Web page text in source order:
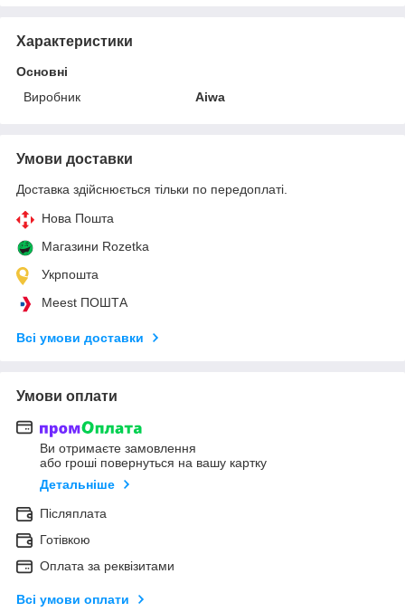
Характеристики
Основні
Виробник
Aiwa
Умови доставки
Доставка здійснюється тільки по передоплаті.
Нова Пошта
Магазини Rozetka
Укрпошта
Meest ПОШТА
Всі умови доставки
Умови оплати
Ви отримаєте замовлення
або гроші повернуться на вашу картку
Детальніше
Післяплата
Готівкою
Оплата за реквізитами
Всі умови оплати